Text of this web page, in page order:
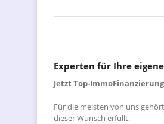
Experten für Ihre
Jetzt Top-
Für die meisten von uns
dieser Wunsch erfüllt.